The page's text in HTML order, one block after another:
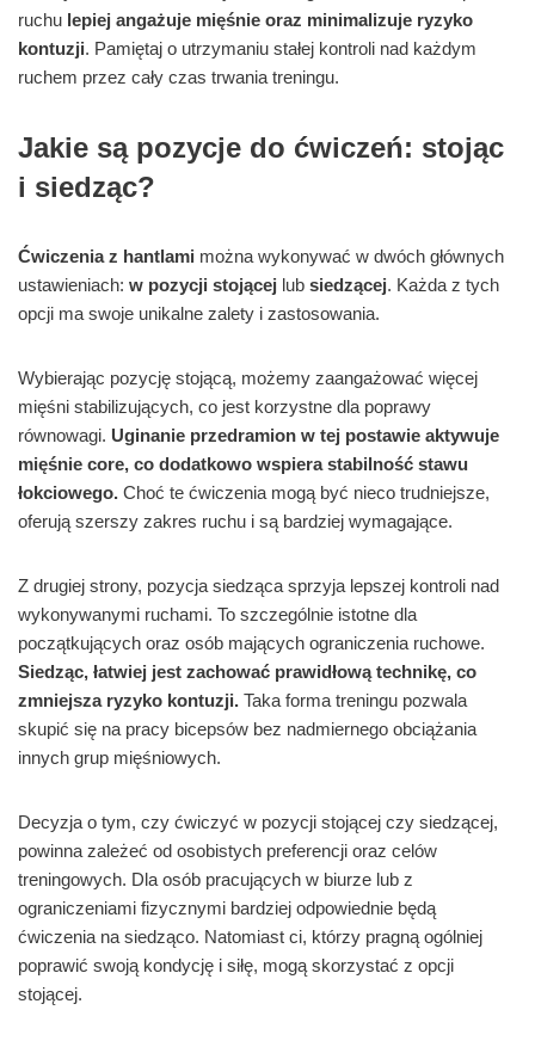
ruchu lepiej angażuje mięśnie oraz minimalizuje ryzyko
kontuzji. Pamiętaj o utrzymaniu stałej kontroli nad każdym
ruchem przez cały czas trwania treningu.
Jakie są pozycje do ćwiczeń: stojąc
i siedząc?
Ćwiczenia z hantlami można wykonywać w dwóch głównych
ustawieniach: w pozycji stojącej lub siedzącej. Każda z tych
opcji ma swoje unikalne zalety i zastosowania.
Wybierając pozycję stojącą, możemy zaangażować więcej
mięśni stabilizujących, co jest korzystne dla poprawy
równowagi. Uginanie przedramion w tej postawie aktywuje
mięśnie core, co dodatkowo wspiera stabilność stawu
łokciowego. Choć te ćwiczenia mogą być nieco trudniejsze,
oferują szerszy zakres ruchu i są bardziej wymagające.
Z drugiej strony, pozycja siedząca sprzyja lepszej kontroli nad
wykonywanymi ruchami. To szczególnie istotne dla
początkujących oraz osób mających ograniczenia ruchowe.
Siedząc, łatwiej jest zachować prawidłową technikę, co
zmniejsza ryzyko kontuzji. Taka forma treningu pozwala
skupić się na pracy bicepsów bez nadmiernego obciążania
innych grup mięśniowych.
Decyzja o tym, czy ćwiczyć w pozycji stojącej czy siedzącej,
powinna zależeć od osobistych preferencji oraz celów
treningowych. Dla osób pracujących w biurze lub z
ograniczeniami fizycznymi bardziej odpowiednie będą
ćwiczenia na siedząco. Natomiast ci, którzy pragną ogólniej
poprawić swoją kondycję i siłę, mogą skorzystać z opcji
stojącej.